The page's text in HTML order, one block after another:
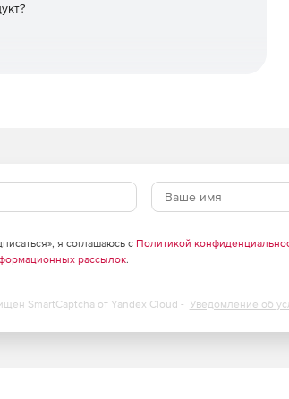
я соглашаюсь с Политикой
рассылок.
SmartCaptcha от Yandex Cloud - Уведомление об